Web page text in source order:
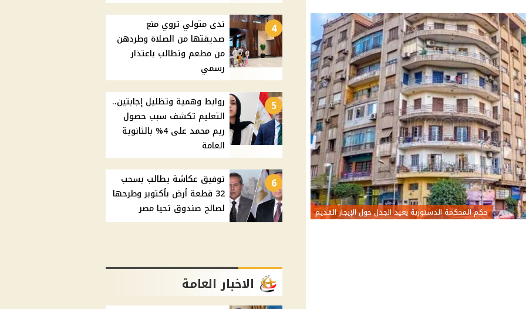
حكم المحكمة الدستورية يعيد الجدل حول الإيجار القديم
4
ندى متولي تروي منع
صديقتها من الصلاة وطردهن
من مطعم وتطالب باعتذار
رسمي
5
روابط وهمية وتظليل إجابتين..
التعليم تكشف سبب حصول
ريم محمد على 4% بالثانوية
العامة
6
توفيق عكاشة يطالب بسحب
32 قطعة أرض بأكتوبر وطرحها
لصالح صندوق تحيا مصر
الاخبار العامة